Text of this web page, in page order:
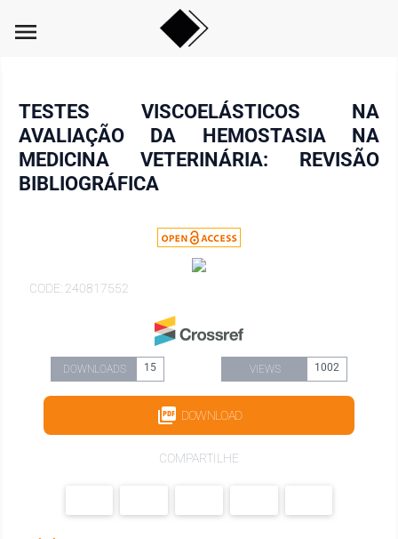
menu
TESTES VISCOELÁSTICOS NA
AVALIAÇÃO DA HEMOSTASIA NA
MEDICINA VETERINÁRIA: REVISÃO
BIBLIOGRÁFICA
CODE: 240817552
DOWNLOADS 15 VIEWS 1002
DOWNLOAD
COMPARTILHE